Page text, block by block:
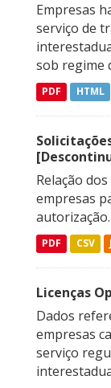
Empresas
serviço de
sob regime
PDF HTML
Relação
empresas
autorização.
PDF CSV
Licenças
Dados
empresas
serviço